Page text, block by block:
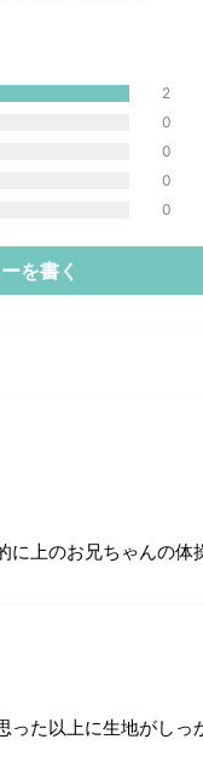
2
0
0
0
0
を書く
上のお兄ちゃんの体
た以上に生地がしっ